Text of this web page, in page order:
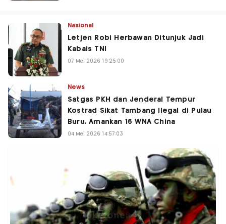
Nasional
Letjen Robi Herbawan Ditunjuk Jadi
Kabais TNI
07 Mei 2026 19:25:00
News
Satgas PKH dan Jenderal Tempur
Kostrad Sikat Tambang Ilegal di Pulau
Buru, Amankan 16 WNA China
04 Mei 2026 14:57:03